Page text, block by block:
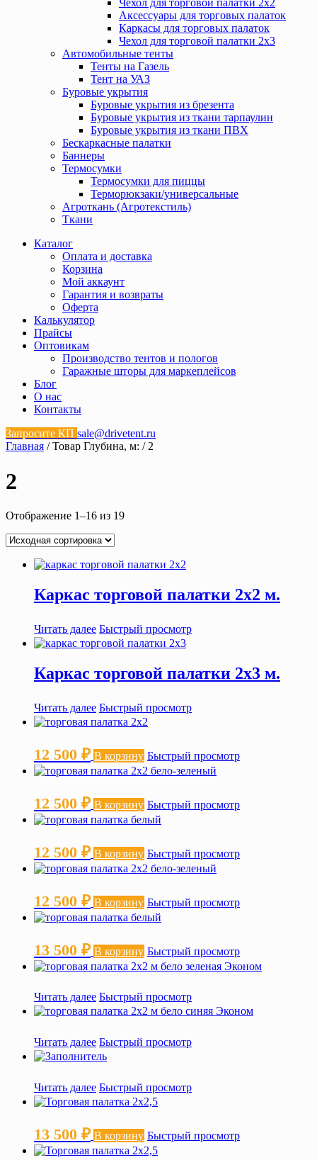
Чехол для торговой палатки 2х2
Аксессуары для торговых палаток
Каркасы для торговых палаток
Чехол для торговой палатки 2х3
Автомобильные тенты
Тенты на Газель
Тент на УАЗ
Буровые укрытия
Буровые укрытия из брезента
Буровые укрытия из ткани тарпаулин
Буровые укрытия из ткани ПВХ
Бескаркасные палатки
Баннеры
Термосумки
Термосумки для пиццы
Терморюкзаки/универсальные
Агроткань (Агротекстиль)
Ткани
Каталог
Оплата и доставка
Корзина
Мой аккаунт
Гарантия и возвраты
Оферта
Калькулятор
Прайсы
Оптовикам
Производство тентов и пологов
Гаражные шторы для маркеплейсов
Блог
О нас
Контакты
Запросите КП sale@drivetent.ru
Главная / Товар Глубина, м: / 2
2
Отображение 1–16 из 19
Каркас торговой палатки 2х2 м.
Читать далее Быстрый просмотр
Каркас торговой палатки 2х3 м.
Читать далее Быстрый просмотр
12 500 ₽ В корзину Быстрый просмотр
12 500 ₽ В корзину Быстрый просмотр
12 500 ₽ В корзину Быстрый просмотр
12 500 ₽ В корзину Быстрый просмотр
13 500 ₽ В корзину Быстрый просмотр
Читать далее Быстрый просмотр
Читать далее Быстрый просмотр
Читать далее Быстрый просмотр
13 500 ₽ В корзину Быстрый просмотр